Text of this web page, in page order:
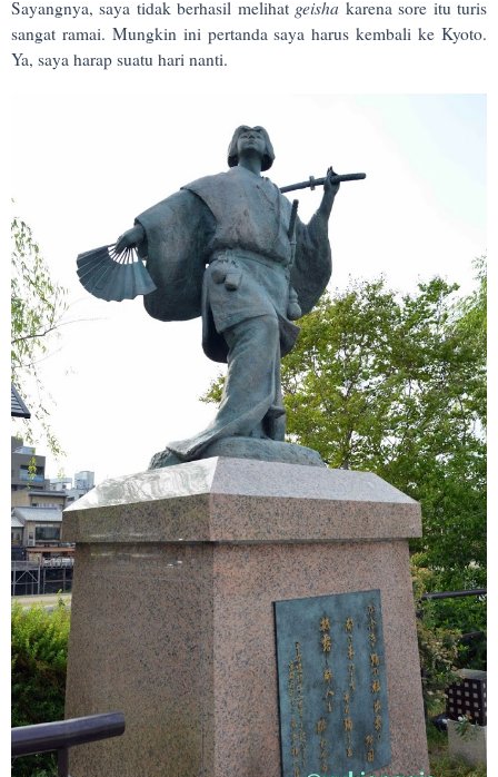
Sayangnya, saya tidak berhasil melihat geisha karena sore itu turis
sangat ramai. Mungkin ini pertanda saya harus kembali ke Kyoto.
Ya, saya harap suatu hari nanti.